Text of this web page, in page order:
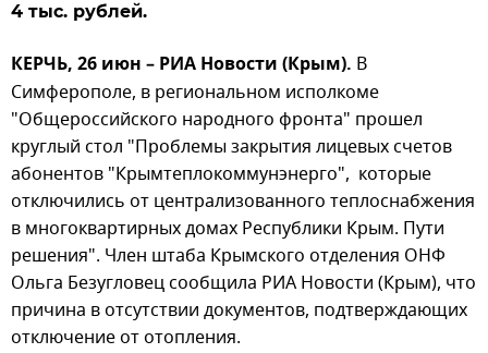
4 тыс. рублей.
КЕРЧЬ, 26 июн – РИА Новости (Крым). В
Симферополе, в региональном исполкоме
"Общероссийского народного фронта" прошел
круглый стол "Проблемы закрытия лицевых счетов
абонентов "Крымтеплокоммунэнерго", которые
отключились от централизованного теплоснабжения
в многоквартирных домах Республики Крым. Пути
решения". Член штаба Крымского отделения ОНФ
Ольга Безугловец сообщила РИА Новости (Крым), что
причина в отсутствии документов, подтверждающих
отключение от отопления.